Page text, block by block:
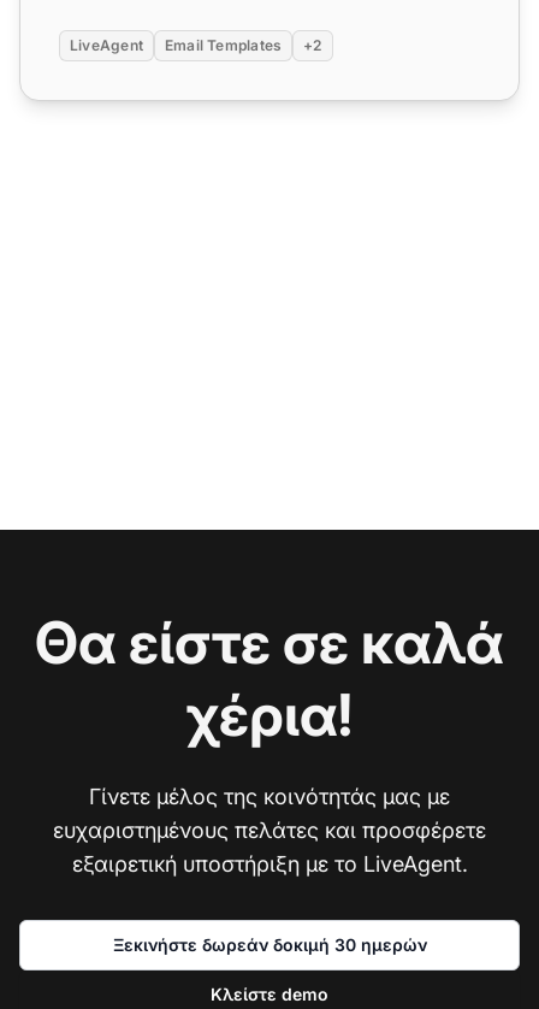
LiveAgent Email Templates +2
Θα είστε σε καλά
χέρια!
Γίνετε μέλος της κοινότητάς μας με
ευχαριστημένους πελάτες και προσφέρετε
εξαιρετική υποστήριξη με το LiveAgent.
Ξεκινήστε δωρεάν δοκιμή 30 ημερών
Κλείστε demo